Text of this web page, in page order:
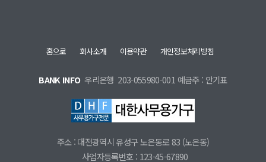
홈으로 회사소개 이용약관 개인정보처리방침
BANK INFO 우리은행 203-055980-001 예금주 : 안기표
주소: 대전광역시 유성구 노은동로 83 (노은동)
사업자등록번호 : 123-45-67890